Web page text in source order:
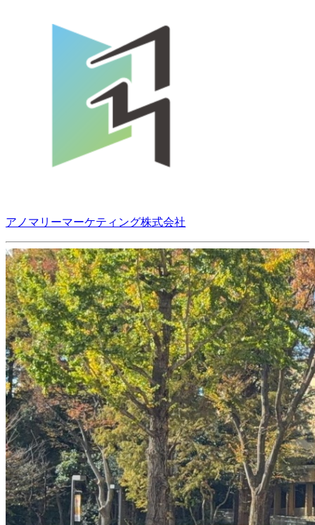
アノマリーマーケティング株式会社